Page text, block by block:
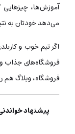
آموزش‌ها، چیزهایی
می‌دهد خودتان به
اگر تیم خوب و
فروشگاه‌های جذاب و
فروشگاه، وبلاگ‌ هم
پیشنهاد